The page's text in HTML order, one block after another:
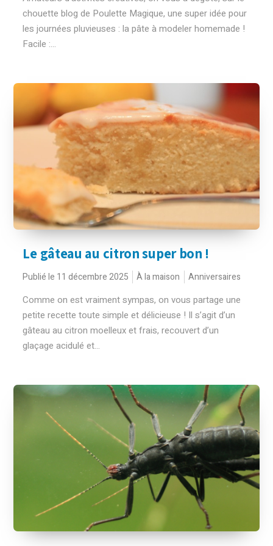
chouette blog de Poulette Magique, une super idée pour
les journées pluvieuses : la pâte à modeler homemade !
Facile :...
Le gâteau au citron super bon !
Publié le 11 décembre 2025 À la maison Anniversaires
Comme on est vraiment sympas, on vous partage une
petite recette toute simple et délicieuse ! Il s’agit d’un
gâteau au citron moelleux et frais, recouvert d’un
glaçage acidulé et...